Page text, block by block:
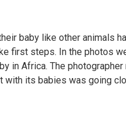
baby like other animals
first steps. In the photos
in Africa. The photographer
with its babies was going